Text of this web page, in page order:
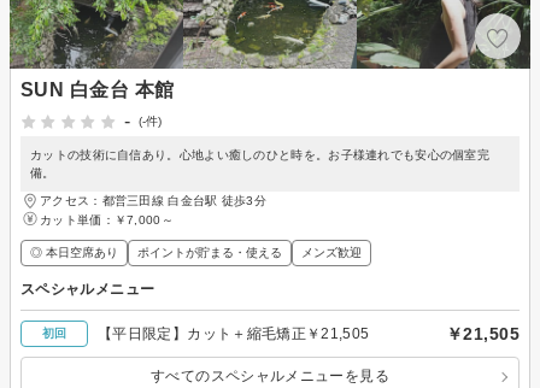
SUN 白金台 本館
-
(-件)
カットの技術に自信あり。心地よい癒しのひと時を。お子様連れでも安心の個室完
備。
アクセス：都営三田線 白金台駅 徒歩3分
カット単価： ￥7,000～
◎ 本日空席あり ポイントが貯まる・使える メンズ歓迎
スペシャルメニュー
初回 【平日限定】カット＋縮毛矯正￥21,505 ￥21,505
すべてのスペシャルメニューを見る